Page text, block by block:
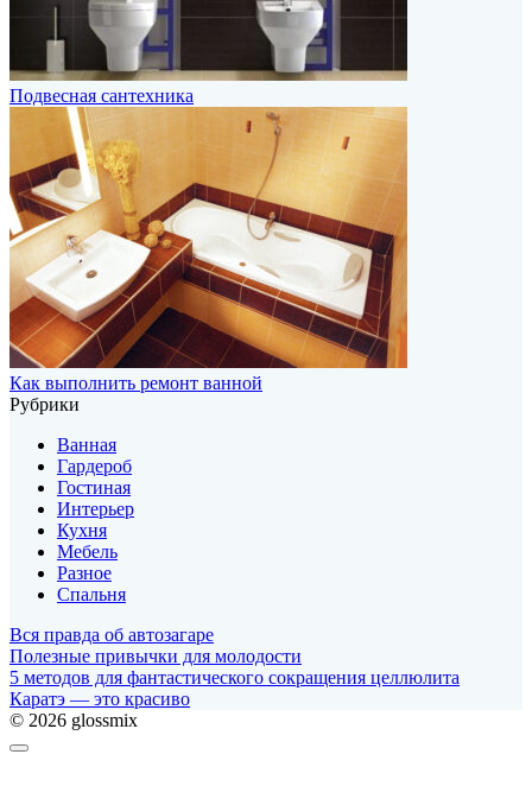
Подвесная сантехника
Как выполнить ремонт ванной
Рубрики
Ванная
Гардероб
Гостиная
Интерьер
Кухня
Мебель
Разное
Спальня
Вся правда об автозагаре
Полезные привычки для молодости
5 методов для фантастического сокращения целлюлита
Каратэ — это красиво
© 2026 glossmix